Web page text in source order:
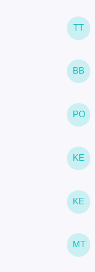
TT
BB
PO
KE
KE
MT